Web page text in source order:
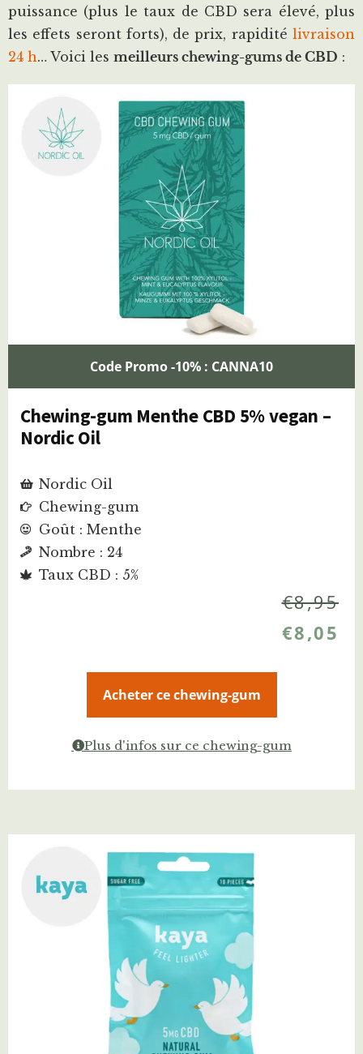
puissance (plus le taux de CBD sera élevé, plus
les effets seront forts), de prix, rapidité livraison
24 h… Voici les meilleurs chewing-gums de CBD :
Code Promo -10% : CANNA10
Chewing-gum Menthe CBD 5% vegan –
Nordic Oil
Nordic Oil
Chewing-gum
Goût : Menthe
Nombre : 24
Taux CBD : 5%
€8,95
€8,05
Acheter ce chewing-gum
Plus d'infos sur ce chewing-gum